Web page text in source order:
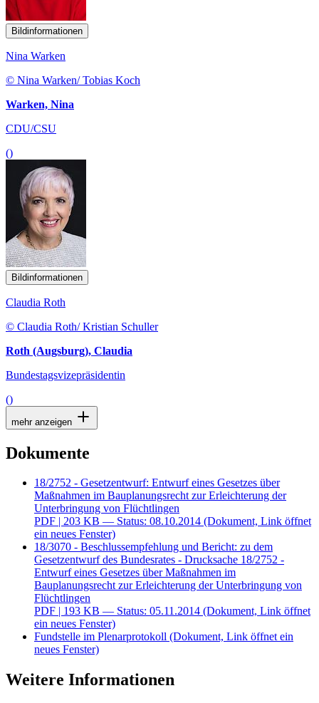
Bildinformationen
Nina Warken
© Nina Warken/ Tobias Koch
Warken, Nina
CDU/CSU
()
Bildinformationen
Claudia Roth
© Claudia Roth/ Kristian Schuller
Roth (Augsburg), Claudia
Bundestagsvizepräsidentin
()
mehr anzeigen
Dokumente
18/2752 - Gesetzentwurf: Entwurf eines Gesetzes über
Maßnahmen im Bauplanungsrecht zur Erleichterung der
Unterbringung von Flüchtlingen
PDF | 203 KB — Status: 08.10.2014 (Dokument, Link öffnet
ein neues Fenster)
18/3070 - Beschlussempfehlung und Bericht: zu dem
Gesetzentwurf des Bundesrates - Drucksache 18/2752 -
Entwurf eines Gesetzes über Maßnahmen im
Bauplanungsrecht zur Erleichterung der Unterbringung von
Flüchtlingen
PDF | 193 KB — Status: 05.11.2014 (Dokument, Link öffnet
ein neues Fenster)
Fundstelle im Plenarprotokoll (Dokument, Link öffnet ein
neues Fenster)
Weitere Informationen